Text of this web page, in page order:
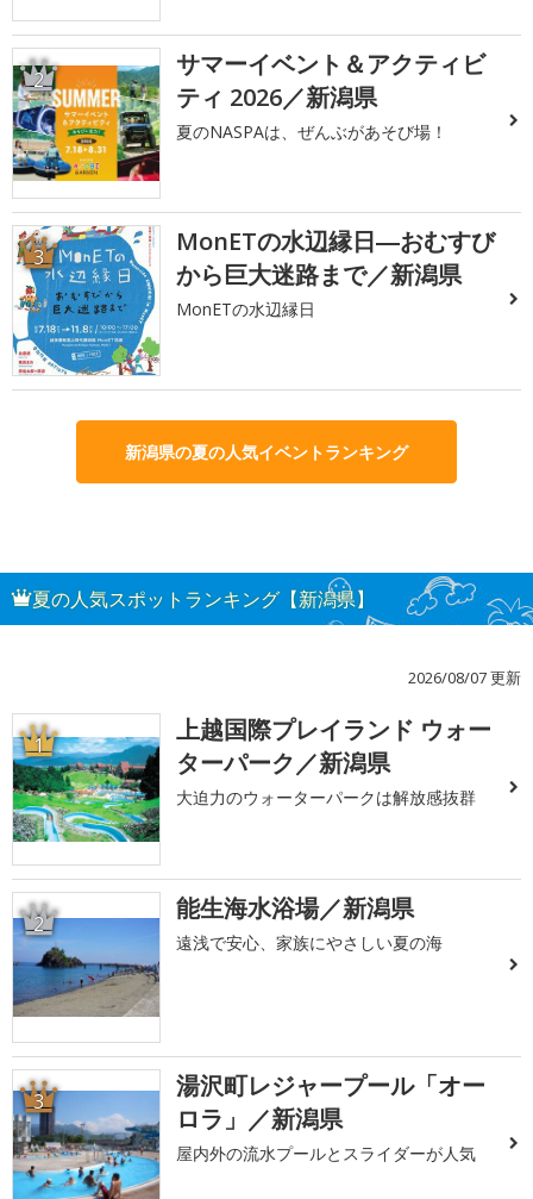
2
サマーイベント＆アクティビ
ティ 2026／新潟県
夏のNASPAは、ぜんぶがあそび場！
3
MonETの水辺縁日―おむすび
から巨大迷路まで／新潟県
MonETの水辺縁日
新潟県の夏の人気イベントランキング
夏の人気スポットランキング【新潟県】
2026/08/07 更新
1
上越国際プレイランド ウォー
ターパーク／新潟県
大迫力のウォーターパークは解放感抜群
2 能生海水浴場／新潟県
遠浅で安心、家族にやさしい夏の海
3
湯沢町レジャープール「オー
ロラ」／新潟県
屋内外の流水プールとスライダーが人気